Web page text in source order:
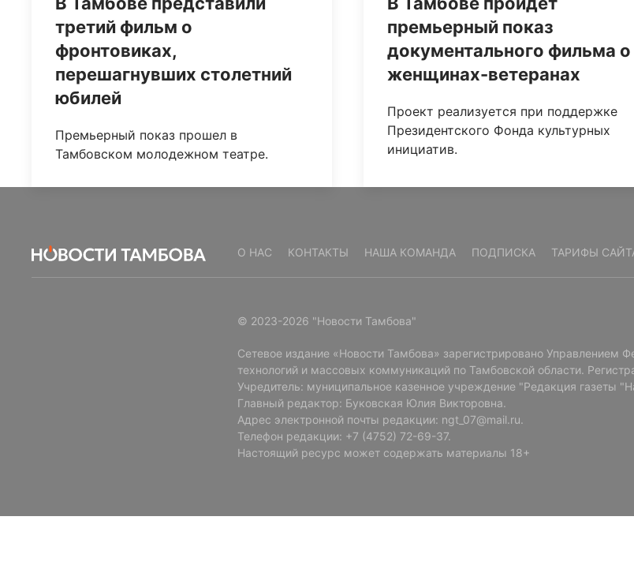
третий фильм о
фронтовиках,
перешагнувших столетний
юбилей
Премьерный показ прошел в
Тамбовском молодежном театре.
премьерный показ
документального фильма о
женщинах-ветеранах
Проект реализуется при поддержке
Президентского Фонда культурных
инициатив.
О НАС КОНТАКТЫ НАША КОМАНДА ПОДПИСКА ТАРИФЫ
© 2023-2026 "Новости Тамбова"
Сетевое издание «Новости Тамбова» зарегистрировано
технологий и массовых коммуникаций по Тамбовской области.
Учредитель: муниципальное казенное учреждение "Редакция газеты
Главный редактор: Буковская Юлия Викторовна.
Адрес электронной почты редакции: ngt_07@mail.ru.
Телефон редакции: +7 (4752) 72-69-37.
Настоящий ресурс может содержать материалы 18+